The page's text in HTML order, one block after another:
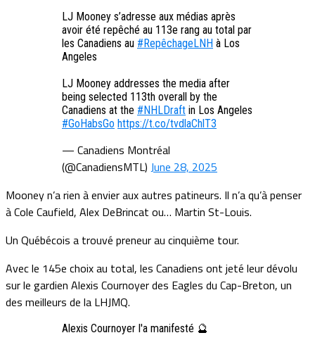
LJ Mooney s’adresse aux médias après
avoir été repêché au 113e rang au total par
les Canadiens au #RepêchageLNH à Los
Angeles
LJ Mooney addresses the media after
being selected 113th overall by the
Canadiens at the #NHLDraft in Los Angeles
#GoHabsGo https://t.co/tvdlaChlT3
— Canadiens Montréal
(@CanadiensMTL) June 28, 2025
Mooney n’a rien à envier aux autres patineurs. Il n’a qu’à penser
à Cole Caufield, Alex DeBrincat ou… Martin St-Louis.
Un Québécois a trouvé preneur au cinquième tour.
Avec le 145e choix au total, les Canadiens ont jeté leur dévolu
sur le gardien Alexis Cournoyer des Eagles du Cap-Breton, un
des meilleurs de la LHJMQ.
Alexis Cournoyer l'a manifesté 🔮